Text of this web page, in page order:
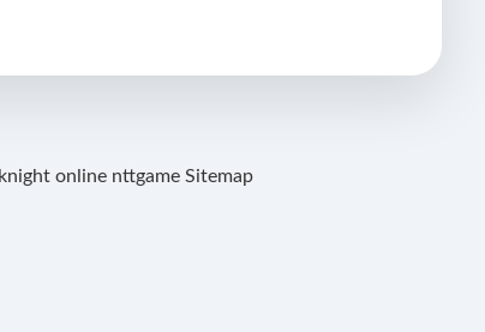
knight online nttgame Sitemap